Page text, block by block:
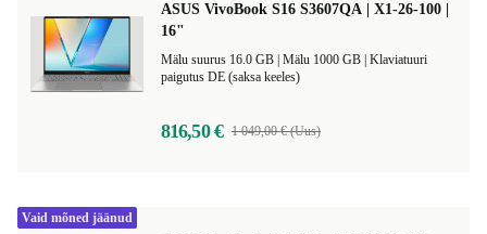
ASUS VivoBook S16 S3607QA | X1-26-100 |
16"
Klaviatuuri
paigutus DE (saksa keeles)
816,50 € 1 049,00 € (Uus)
Vaid mõned jäänud